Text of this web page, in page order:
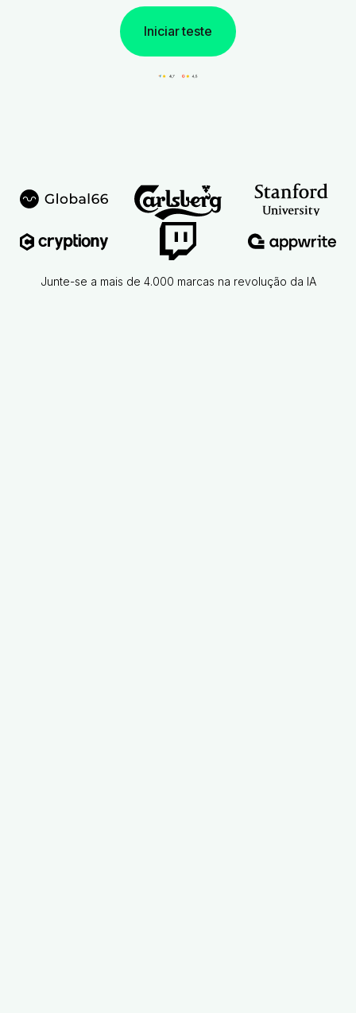
Iniciar teste
Junte-se a mais de 4.000 marcas na revolução da IA